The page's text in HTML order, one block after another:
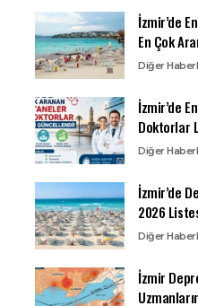
İzmir’de
En Çok
Diğer
İzmir’de
Doktorlar
Diğer
İzmir’de
2026
Diğer
İzmir